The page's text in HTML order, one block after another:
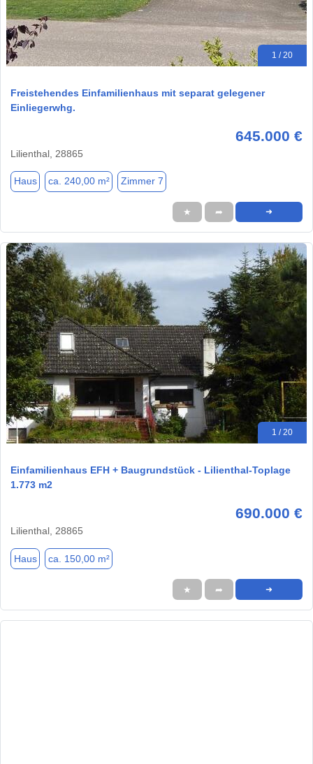
1 / 20
Freistehendes Einfamilienhaus mit separat gelegener
Einliegerwhg.
645.000 €
Lilienthal, 28865
Haus ca. 240,00 m² Zimmer 7
★ ➦ ➜
1 / 20
Einfamilienhaus EFH + Baugrundstück - Lilienthal-Toplage
1.773 m2
690.000 €
Lilienthal, 28865
Haus ca. 150,00 m²
★ ➦ ➜